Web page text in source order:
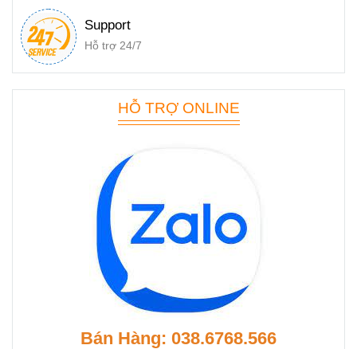
Support
Hỗ trợ 24/7
HỖ TRỢ ONLINE
Bán Hàng: 038.6768.566